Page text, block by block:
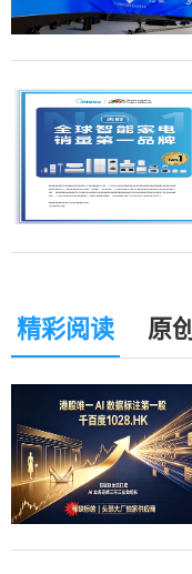
精彩阅读 原创